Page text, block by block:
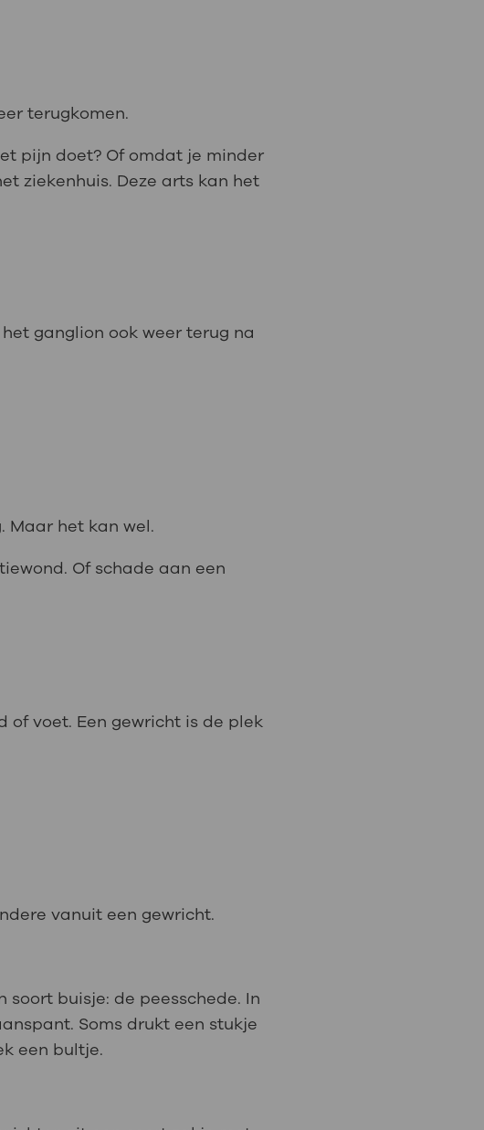
terugkomen.
pijn doet? Of omdat je minder
ziekenhuis. Deze arts kan het
ganglion ook weer terug na
Maar het kan wel.
Of schade aan een
of voet. Een gewricht is de plek
vanuit een gewricht.
buisje: de peesschede. In
Soms drukt een stukje
een bultje.